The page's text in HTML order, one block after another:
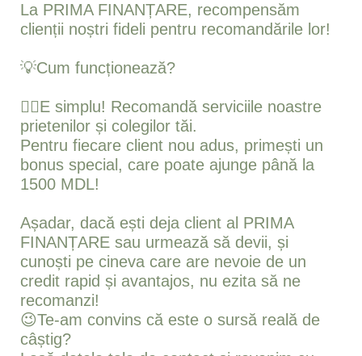
La PRIMA FINANȚARE, recompensăm
clienții noștri fideli pentru recomandările lor!
💡Cum funcționează?
👍🏻E simplu! Recomandă serviciile noastre
prietenilor și colegilor tăi.
Pentru fiecare client nou adus, primești un
bonus special, care poate ajunge până la
1500 MDL!
Așadar, dacă ești deja client al PRIMA
FINANȚARE sau urmează să devii, și
cunoști pe cineva care are nevoie de un
credit rapid și avantajos, nu ezita să ne
recomanzi!
😉Te-am convins că este o sursă reală de
câștig?